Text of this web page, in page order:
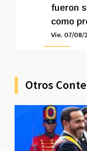
fueron
como
Vie, 07/08/
Otros